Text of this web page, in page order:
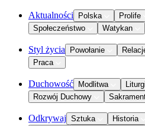
Aktualności Polska Prolife
Społeczeństwo
Watykan
Styl życia Powołanie
Praca
Duchowość Modlitwa
Rozwój Duchowy
Odkrywaj Sztuka Historia